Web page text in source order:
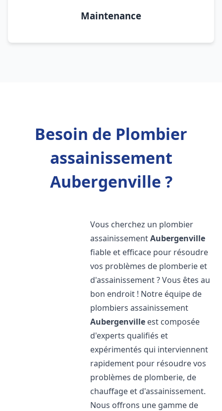
Maintenance
Besoin de Plombier
assainissement
Aubergenville ?
Vous cherchez un plombier
assainissementAubergenville
fiable et efficace pour résoudre
vos problèmes de plomberie et
d'assainissement ? Vous êtes au
bon endroit ! Notre équipe de
plombiers assainissement
Aubergenville est composée
d'experts qualifiés et
expérimentés qui interviennent
rapidement pour résoudre vos
problèmes de plomberie, de
chauffage et d'assainissement.
Nous offrons une gamme de